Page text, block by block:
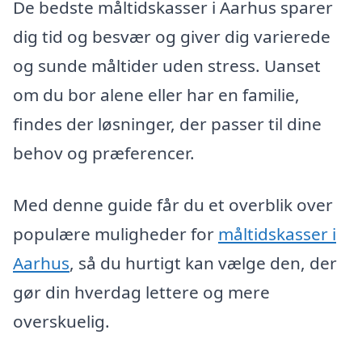
De bedste måltidskasser i Aarhus sparer
dig tid og besvær og giver dig varierede
og sunde måltider uden stress. Uanset
om du bor alene eller har en familie,
findes der løsninger, der passer til dine
behov og præferencer.
Med denne guide får du et overblik over
populære muligheder for måltidskasser i
Aarhus, så du hurtigt kan vælge den, der
gør din hverdag lettere og mere
overskuelig.